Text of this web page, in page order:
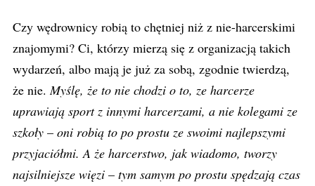
Czy wędrownicy robią to chętniej niż z nie-harcerskimi
znajomymi? Ci, którzy mierzą się z organizacją takich
wydarzeń, albo mają je już za sobą, zgodnie twierdzą,
że nie.Myślę, że to nie chodzi o to, ze harcerze
uprawiają sport z innymi harcerzami, a nie kolegami ze
szkoły – oni robią to po prostu ze swoimi najlepszymi
przyjaciółmi. A że harcerstwo, jak wiadomo, tworzy
najsilniejsze więzi – tym samym po prostu spędzają czas